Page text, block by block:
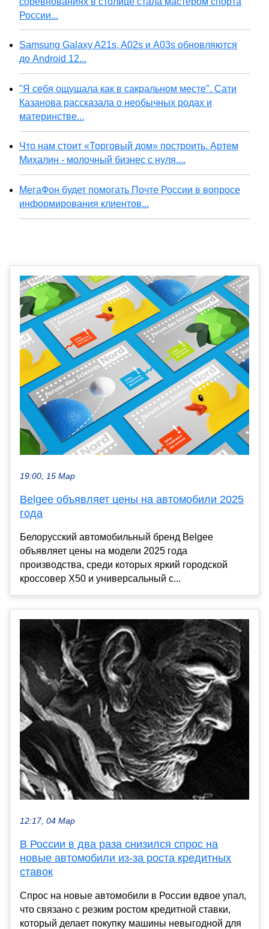
России...
Samsung Galaxy A21s, A02s и A03s обновляются
до Android 12...
"Я себя ощущала как в сакральном месте". Сати
Казанова рассказала о необычных родах и
материнстве...
Что нам стоит «Торговый дом» построить. Артем
Михалин - молочный бизнес с нуля....
МегаФон будет помогать Почте России в вопросе
информирования клиентов...
19:00, 15 Мар
Belgee объявляет цены на автомобили 2025
года
Белорусский автомобильный бренд Belgee
объявляет цены на модели 2025 года
производства, среди которых яркий городской
кроссовер Х50 и универсальный с...
12:17, 04 Мар
В России в два раза снизился спрос на
новые автомобили из-за роста кредитных
ставок
Спрос на новые автомобили в России вдвое упал,
что связано с резким ростом кредитной ставки,
который делает покупку машины невыгодной для